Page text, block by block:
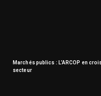
Marchés publics : L’ARCOP en
secteur